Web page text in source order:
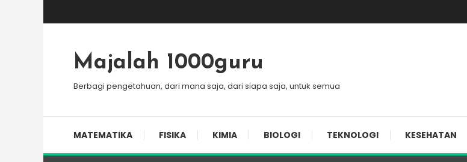
To
Majalah 1000guru
Berbagi pengetahuan, dari mana saja, dari siapa saja, untuk semua
MATEMATIKA FISIKA KIMIA BIOLOGI TEKNOLOGI KESEHATAN